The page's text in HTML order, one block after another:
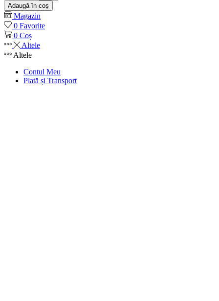
Adaugă în coș
Magazin
0 Favorite
0 Coș
Altele
Altele
Contul Meu
Plată și Transport